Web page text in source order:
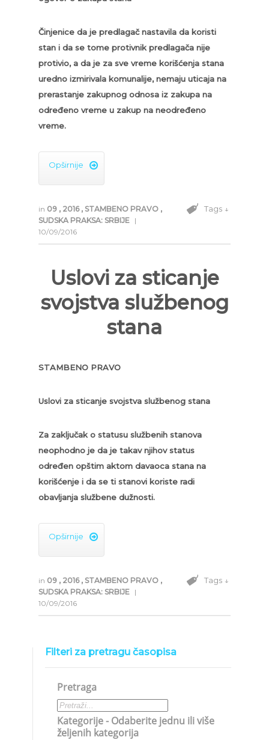
Činjenice da je predlagač nastavila da koristi
stan i da se tome protivnik predlagača nije
protivio, a da je za sve vreme korišćenja stana
uredno izmirivala komunalije, nemaju uticaja na
prerastanje zakupnog odnosa iz zakupa na
određeno vreme u zakup na neodređeno
vreme.
Opširnije 
in 09 , 2016 , STAMBENO PRAVO ,
SUDSKA PRAKSA: SRBIJE |
10/09/2016
Tags ↓
Uslovi za sticanje
svojstva službenog
stana
STAMBENO PRAVO
Uslovi za sticanje svojstva službenog stana
Za zaključak o statusu službenih stanova
neophodno je da je takav njihov status
određen opštim aktom davaoca stana na
korišćenje i da se ti stanovi koriste radi
obavljanja službene dužnosti.
Opširnije 
in 09 , 2016 , STAMBENO PRAVO ,
SUDSKA PRAKSA: SRBIJE |
10/09/2016
Tags ↓
Filteri za pretragu časopisa
Pretraga
Kategorije - Odaberite jednu ili više
željenih kategorija